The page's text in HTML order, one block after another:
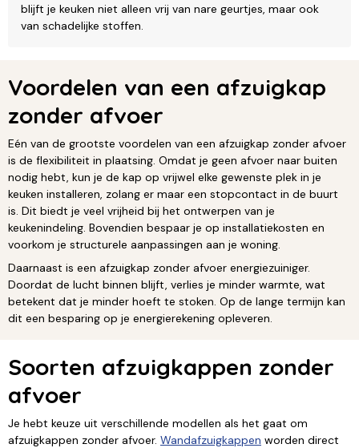
blijft je keuken niet alleen vrij van nare geurtjes, maar ook
van schadelijke stoffen.
Voordelen van een afzuigkap
zonder afvoer
Eén van de grootste voordelen van een afzuigkap zonder afvoer
is de flexibiliteit in plaatsing. Omdat je geen afvoer naar buiten
nodig hebt, kun je de kap op vrijwel elke gewenste plek in je
keuken installeren, zolang er maar een stopcontact in de buurt
is. Dit biedt je veel vrijheid bij het ontwerpen van je
keukenindeling. Bovendien bespaar je op installatiekosten en
voorkom je structurele aanpassingen aan je woning.
Daarnaast is een afzuigkap zonder afvoer energiezuiniger.
Doordat de lucht binnen blijft, verlies je minder warmte, wat
betekent dat je minder hoeft te stoken. Op de lange termijn kan
dit een besparing op je energierekening opleveren.
Soorten afzuigkappen zonder
afvoer
Je hebt keuze uit verschillende modellen als het gaat om
afzuigkappen zonder afvoer. Wandafzuigkappen worden direct